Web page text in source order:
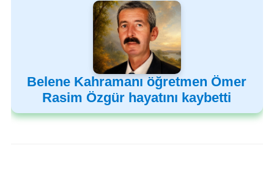
Belene Kahramanı öğretmen Ömer
Rasim Özgür hayatını kaybetti